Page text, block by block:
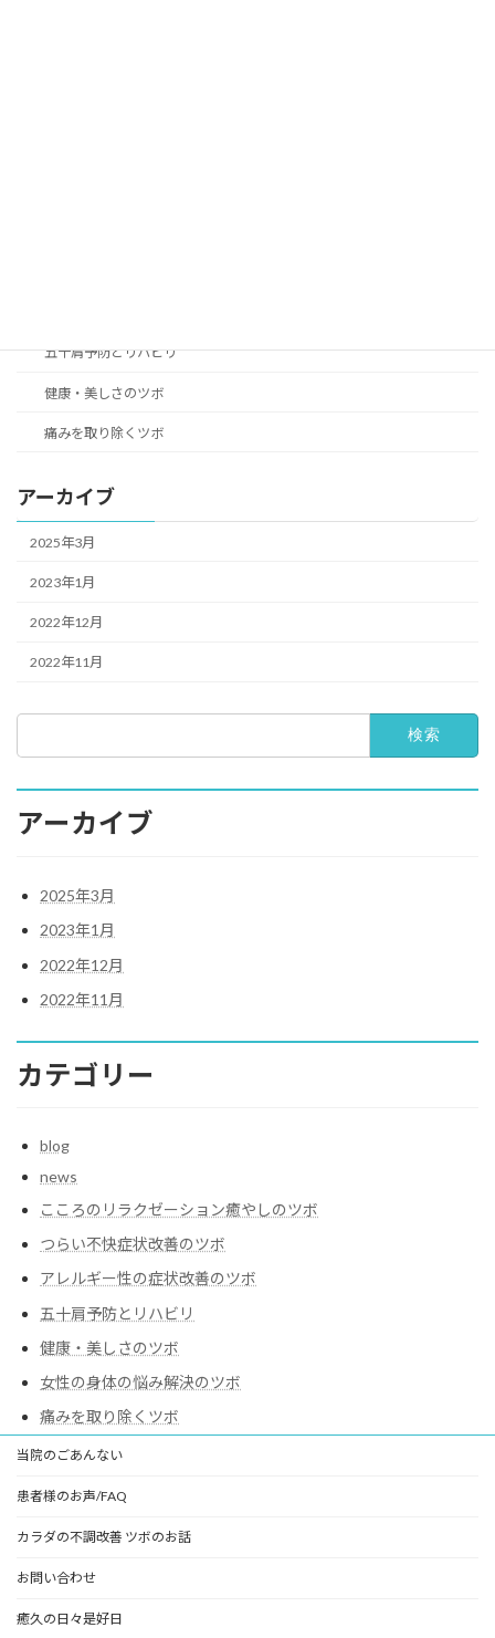
五十肩予防とリハビリ
健康・美しさのツボ
痛みを取り除くツボ
アーカイブ
2025年3月
2023年1月
2022年12月
2022年11月
アーカイブ
2025年3月
2023年1月
2022年12月
2022年11月
カテゴリー
blog
news
こころのリラクゼーション癒やしのツボ
つらい不快症状改善のツボ
アレルギー性の症状改善のツボ
五十肩予防とリハビリ
健康・美しさのツボ
女性の身体の悩み解決のツボ
痛みを取り除くツボ
当院のごあんない
患者様のお声/FAQ
カラダの不調改善 ツボのお話
お問い合わせ
癒久の日々是好日